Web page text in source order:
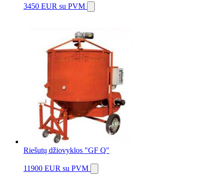
3450 EUR su PVM
Riešutų džiovyklos "GF Q"
11900 EUR su PVM